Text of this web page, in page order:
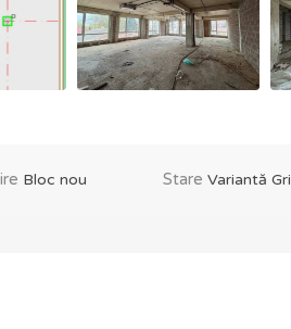
Bloc nou StareVariantă Gri